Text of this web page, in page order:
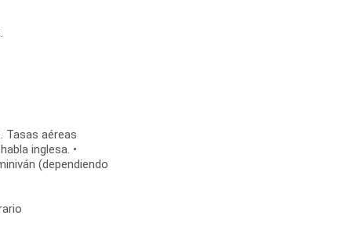
Tasas aéreas
inglesa. •
(dependiendo